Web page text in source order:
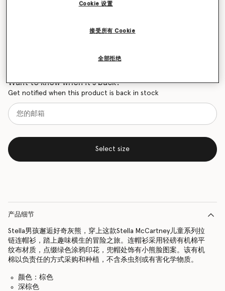
Want to know when it's back?
Get notified when this product is back in stock
Select size
产品细节
Stella男孩邂逅好奇灰熊，穿上这款Stella McCartney儿童系列拉
链连帽衫，踏上趣味横生的冒险之旅。连帽衫采用轻磅有机棉平
纹布材质，点缀绿色涂鸦印花，兜帽处饰有小熊脸图案。该有机
棉以负责任的方式采购和种植，不含杀虫剂或有害化学物质。
颜色：棕色
深棕色
Cookie 设置
全部拒绝
接受所有 Cookie